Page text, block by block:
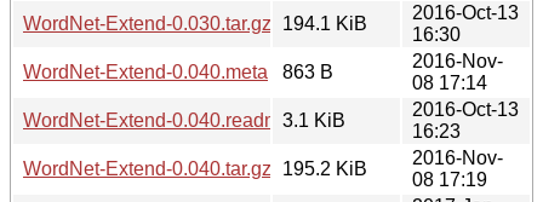
WordNet-Extend-0.030.tar.gz
194.1 KiB
2016-Oct-13
16:30
WordNet-Extend-0.040.meta
863 B
2016-Nov-
08 17:14
WordNet-Extend-0.040.readme3.1 KiB
2016-Oct-13
16:23
WordNet-Extend-0.040.tar.gz
195.2 KiB
2016-Nov-
08 17:19